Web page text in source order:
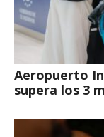
Aeropuerto
supera los 3